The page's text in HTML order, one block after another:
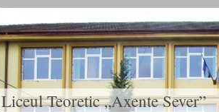
Liceul Teoretic „Axente Sever”